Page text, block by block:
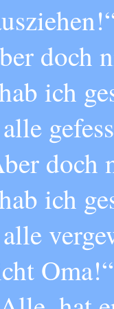
doch
ich
doch
ich